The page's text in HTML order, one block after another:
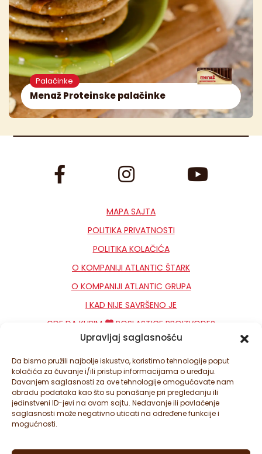
Upravljaj saglasnošću
Da bismo pružili najbolje iskustvo, koristimo tehnologije poput
kolačića za čuvanje i/ili pristup informacijama o uređaju.
Davanjem saglasnosti za ove tehnologije omogućavate nam
obradu podataka kao što su ponašanje pri pregledanju ili
jedinstveni ID-jevi na ovom sajtu. Nedavanje ili povlačenje
saglasnosti može negativno uticati na određene funkcije i
mogućnosti.
Menaž Proteinske palačinke
Palačinke
MAPA SAJTA
POLITIKA PRIVATNOSTI
POLITIKA KOLAČIĆA
O KOMPANIJI ATLANTIC ŠTARK
O KOMPANIJI ATLANTIC GRUPA
I KAD NIJE SAVRŠENO JE
GDE DA KUPIM
POSLASTICE PROIZVODE?
KONTAKT
NEWSLETTER
PODEŠAVANJA KOLAČIĆA